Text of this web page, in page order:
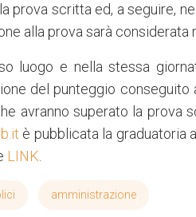
prova scritta ed, a seguire,
alla prova sarà considerata
luogo e nella stessa
del punteggio
avranno superato la prova
è pubblicata la graduatoria
LINK
amministrazione